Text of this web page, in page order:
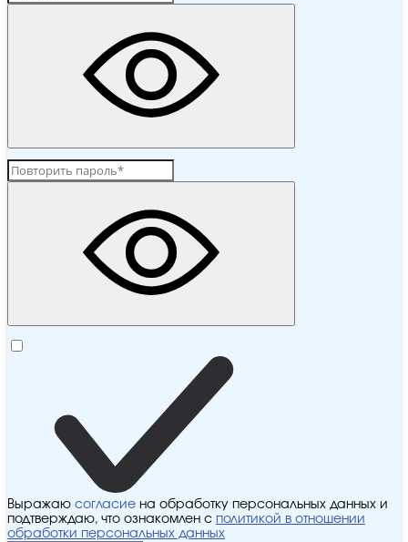
Выражаю согласие на обработку персональных данных и
подтверждаю, что ознакомлен с политикой в отношении
обработки персональных данных